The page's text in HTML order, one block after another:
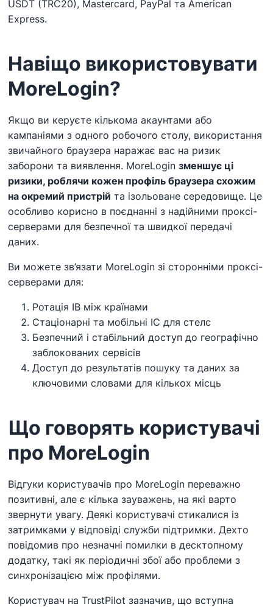
USDT (TRC20), Mastercard, PayPal та American
Express.
Навіщо використовувати
MoreLogin?
Якщо ви керуєте кількома акаунтами або
кампаніями з одного робочого столу, використання
звичайного браузера наражає вас на ризик
заборони та виявлення. MoreLoginзменшує ці
ризики, роблячи кожен профіль браузера схожим
на окремий пристрій та ізольоване середовище. Це
особливо корисно в поєднанні з надійними проксі-
серверами для безпечної та швидкої передачі
даних.
Ви можете зв’язати MoreLogin зі сторонніми проксі-
серверами для:
Ротація ІВ між країнами
Стаціонарні та мобільні ІС для стелс
Безпечний і стабільний доступ до географічно
заблокованих сервісів
Доступ до результатів пошуку та даних за
ключовими словами для кількох місць
Що говорять користувачі
про MoreLogin
Відгуки користувачів про MoreLogin переважно
позитивні, але є кілька зауважень, на які варто
звернути увагу. Деякі користувачі стикалися із
затримками у відповіді служби підтримки. Дехто
повідомив про незначні помилки в десктопному
додатку, такі як періодичні збої або проблеми з
синхронізацією між профілями.
Користувач на TrustPilot зазначив, що вступна